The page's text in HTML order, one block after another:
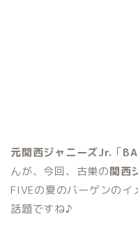
元関西ジャニーズJr. 「
んが、今回、古巣の関西
FIVEの夏のバーゲンのイ
話題ですね♪